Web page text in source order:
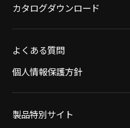
カタログダウンロード
よくある質問
個人情報保護方針
製品特別サイト